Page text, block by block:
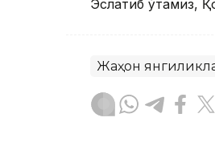
Эслатиб ўтамиз,
Жаҳон